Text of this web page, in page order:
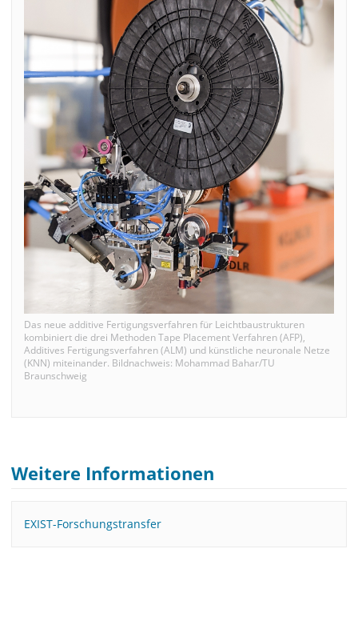
Das neue additive Fertigungsverfahren für Leichtbaustrukturen
kombiniert die drei Methoden Tape Placement Verfahren (AFP),
Additives Fertigungsverfahren (ALM) und künstliche neuronale Netze
(KNN) miteinander. Bildnachweis: Mohammad Bahar/TU
Braunschweig
Weitere Informationen
EXIST-Forschungstransfer